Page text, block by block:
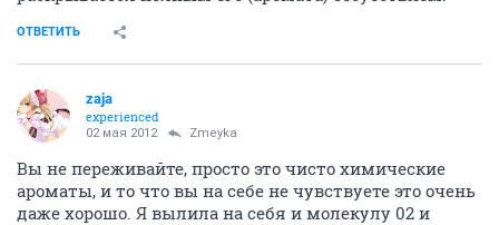
ОТВЕТИТЬ
zaja
experienced
02 мая 2012 Zmeyka
Вы не переживайте, просто это чисто химические
ароматы, и то что вы на себе не чувствуете это очень
даже хорошо. Я вылила на себя и молекулу 02 и